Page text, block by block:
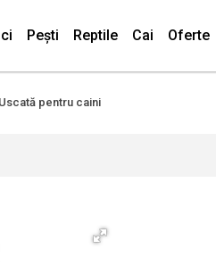
Pești Reptile Cai Oferte
pentru caini